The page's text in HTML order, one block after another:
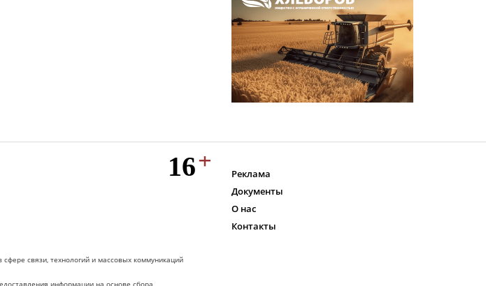
связи, технологий и массовых коммуникаций
Реклама
Документы
О нас
Контакты